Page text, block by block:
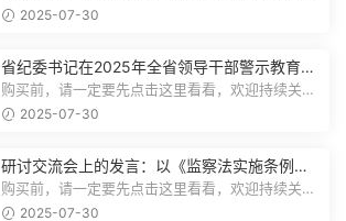
注，精彩模板每天推送预览结束，本文...
2025-07-30
省纪委书记在2025年全省领导干部警示教育会
上的讲话.1
购买前，请一定要先点击这里看看，欢迎持续关
注，精彩模板每天推送预览结束，本文...
2025-07-30
研讨交流会上的发言：以《监察法实施条例》
为纲,推动巡察工作高质量发展
购买前，请一定要先点击这里看看，欢迎持续关
注，精彩模板每天推送预览结束，本文...
2025-07-30